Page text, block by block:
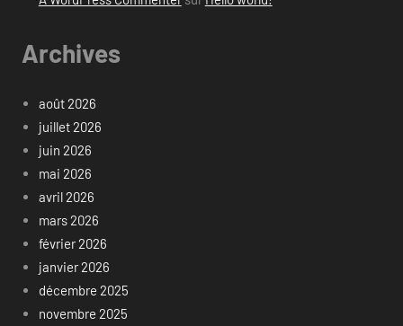
Archives
août 2026
juillet 2026
juin 2026
mai 2026
avril 2026
mars 2026
février 2026
janvier 2026
décembre 2025
novembre 2025